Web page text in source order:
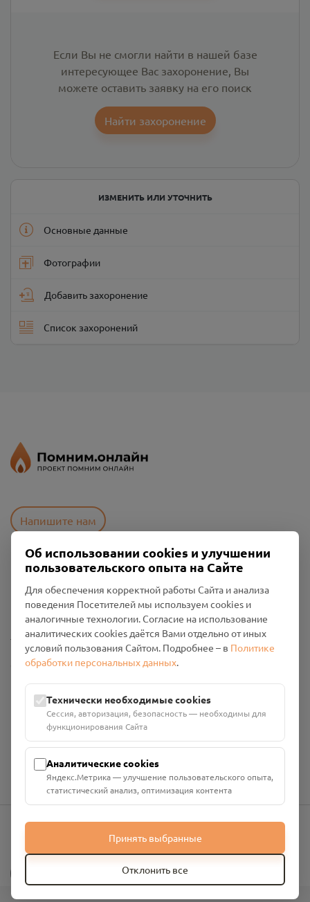
Если Вы не смогли найти в нашей базе
интересующее Вас захоронение, Вы
можете оставить заявку на его поиск
Найти захоронение
ИЗМЕНИТЬ ИЛИ УТОЧНИТЬ
Основные данные
Фотографии
Добавить захоронение
Список захоронений
Напишите нам
Пользовательское соглашение
Политика конфиденциальности
Промо-материалы
Настройки cookies
Общество с ограниченной ответственностью «Смоленский
ИНН: 6700029207 ОГРН: 1256700001986
Юридический адрес: 216790, Смоленская область, р-н
Руднянский, г. Рудня, улица Западная, д. 26А, пом. 18
Номер счёта: 40702810901130004287 в АО "АЛЬФА-БАНК"
Кор. счёт: 30101810200000000593
info@pomnim.online
Об использовании cookies и улучшении
пользовательского опыта на Сайте
Для обеспечения корректной работы Сайта и анализа
поведения Посетителей мы используем cookies и
аналогичные технологии. Согласие на использование
аналитических cookies даётся Вами отдельно от иных
условий пользования Сайтом. Подробнее – в Политике
обработки персональных данных.
Технически необходимые cookies
Сессия, авторизация, безопасность — необходимы для
функционирования Сайта
Аналитические cookies
Яндекс.Метрика — улучшение пользовательского опыта,
статистический анализ, оптимизация контента
Принять выбранные
Отклонить все